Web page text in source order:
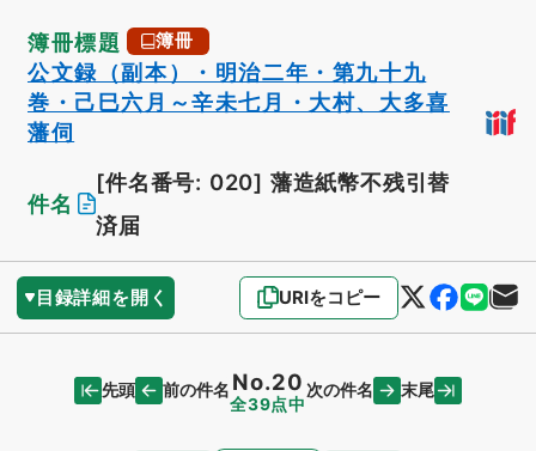
簿冊標題 簿冊
公文録（副本）・明治二年・第九十九
巻・己巳六月～辛未七月・大村、大多喜
藩伺
件名
[件名番号: 020] 藩造紙幣不残引替
済届
目録詳細を開く URIをコピー
先頭 前の件名 No.20
全39点中
次の件名 末尾